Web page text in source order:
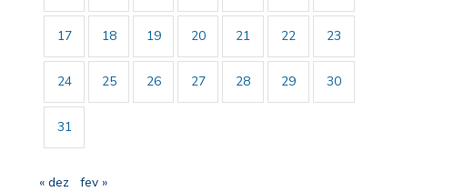
17 18 19 20 21 22 23
24 25 26 27 28 29 30
31
« dez fev »